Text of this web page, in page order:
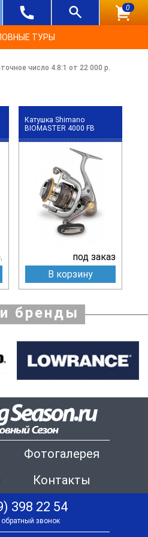
0
ТУРЫ
число 4.8:1 от 22 000 р.
Катушка Shimano
BIOMASTER 4000 FB
под заказ
В корзину
бренды
Фотогалерея
Контакты
398 22 54
обратный звонок